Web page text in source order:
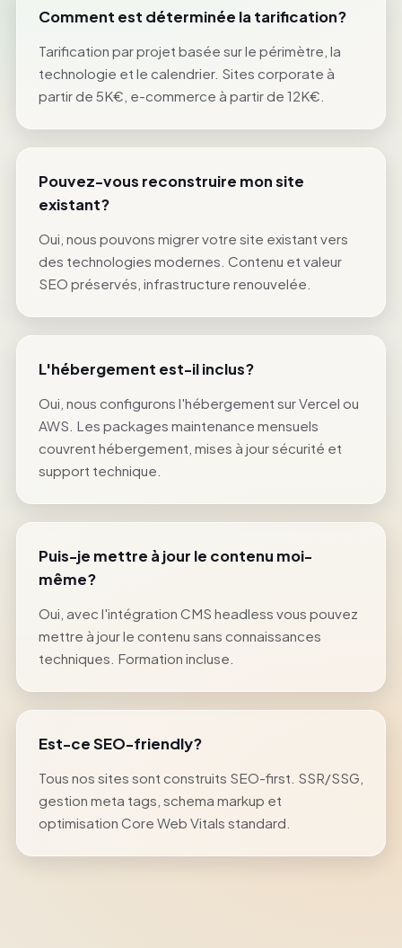
Comment est déterminée la tarification?
Tarification par projet basée sur le périmètre, la
technologie et le calendrier. Sites corporate à
partir de 5K€, e-commerce à partir de 12K€.
Pouvez-vous reconstruire mon site
existant?
Oui, nous pouvons migrer votre site existant vers
des technologies modernes. Contenu et valeur
SEO préservés, infrastructure renouvelée.
L'hébergement est-il inclus?
Oui, nous configurons l'hébergement sur Vercel ou
AWS. Les packages maintenance mensuels
couvrent hébergement, mises à jour sécurité et
support technique.
Puis-je mettre à jour le contenu moi-
même?
Oui, avec l'intégration CMS headless vous pouvez
mettre à jour le contenu sans connaissances
techniques. Formation incluse.
Est-ce SEO-friendly?
Tous nos sites sont construits SEO-first. SSR/SSG,
gestion meta tags, schema markup et
optimisation Core Web Vitals standard.